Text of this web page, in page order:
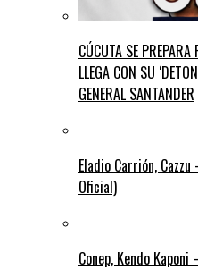
CÚCUTA SE PREPARA
LLEGA CON SU
GENERAL SANTANDER
Eladio Carrión,
Oficial)
Conep, Kendo